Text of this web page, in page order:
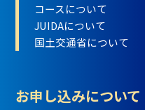
コースについて
JUIDAについて
国土交通省について
お申し込みについて